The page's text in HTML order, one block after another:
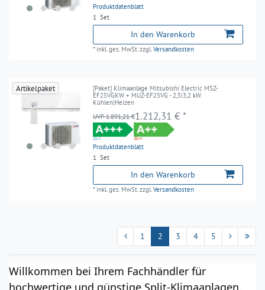
Produktdatenblatt
1 Set
In den Warenkorb
* inkl. ges. MwSt. zzgl.Versandkosten
Artikelpaket
[Paket] Klimaanlage Mitsubishi Electric MSZ-
EF25VGKW + MUZ-EF25VG - 2,5|3,2 kW
Kühlen|Heizen
Produktdatenblatt
UVP 1.891,21 €1.212,31 € *
1 Set
In den Warenkorb
* inkl. ges. MwSt.zzgl.Versandkosten
1 2 3 4 5
Willkommen bei Ihrem Fachhändler für